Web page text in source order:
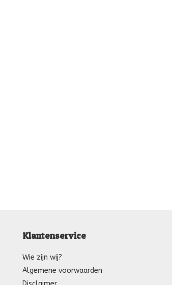
Klantenservice
Wie zijn wij?
Algemene voorwaarden